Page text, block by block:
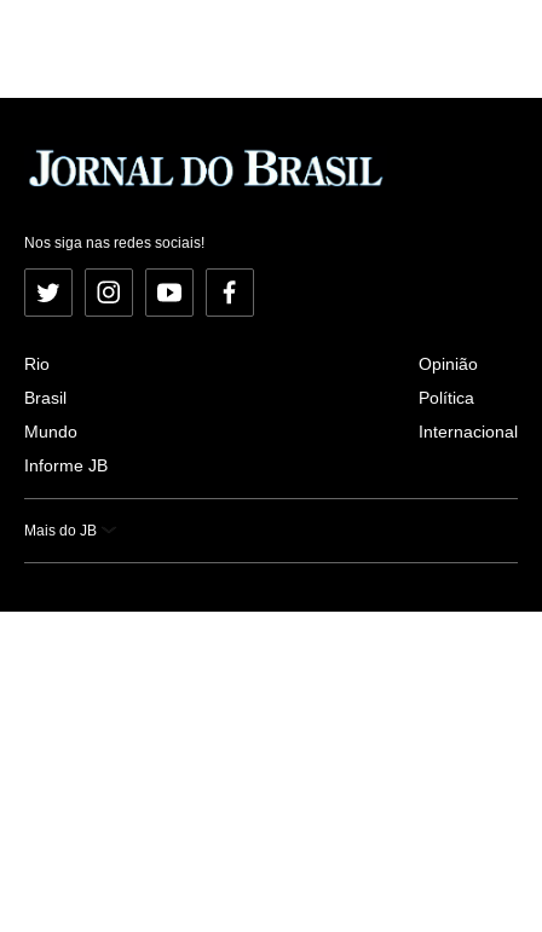
Nos siga nas redes sociais!
Twitter InstagramYouTubeFacebook
Rio
Brasil
Mundo
Informe JB
Opinião
Política
Internacional
Mais do JB
Esportes